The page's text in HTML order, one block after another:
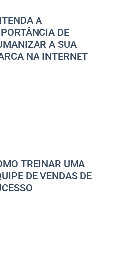
A
DE
A SUA
NA INTERNET
TREINAR UMA
DE VENDAS DE